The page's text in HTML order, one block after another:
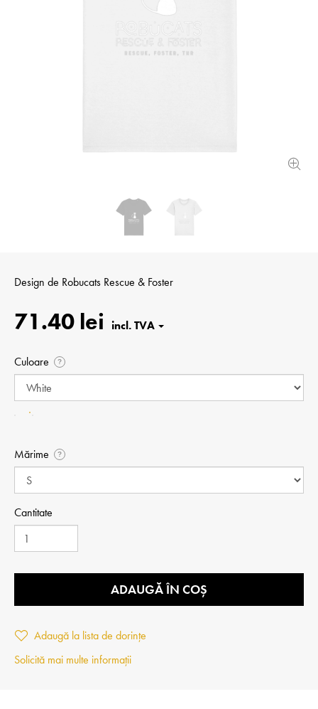
Design de Robucats Rescue & Foster
71.40 lei
Culoare ?
Mărime ?
Cantitate
ADAUGĂ ÎN COȘ
Adaugă la lista de dorințe
Solicită mai multe informații